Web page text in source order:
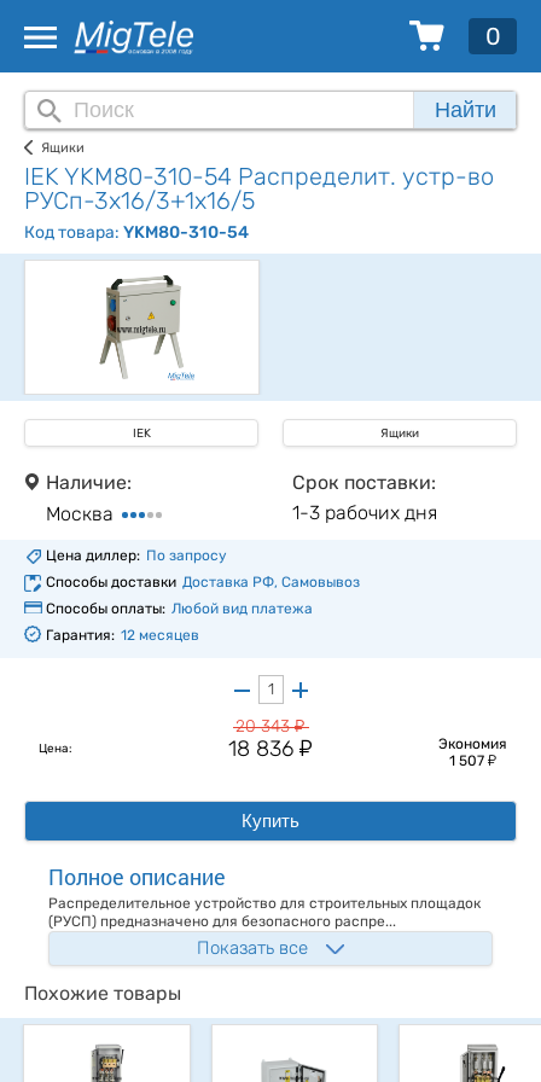
0
Найти
Ящики
IEK YKM80-310-54 Распределит. устр-во
РУСп-3х16/3+1х16/5
Код товара: YKM80-310-54
IEK Ящики
Наличие:
Москва
Срок поставки:
1-3 рабочих дня
Цена диллер: По запросу
Способы доставки Доставка РФ, Самовывоз
Способы оплаты: Любой вид платежа
Гарантия: 12 месяцев
Цена:
20 343у
18 836у
Экономия
1 507 у
Купить
Полное описание
Распределительное устройство для строительных площадок
(РУСП) предназначено для безопасного распре...
Показать все
Похожие товары